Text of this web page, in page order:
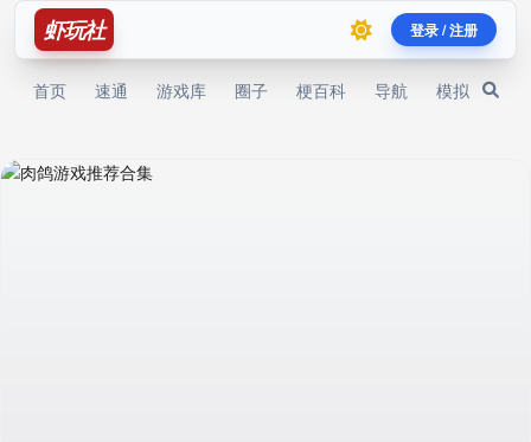
虾玩社 登录 / 注册
首页 速通 游戏库 圈子 梗百科 导航 模拟器